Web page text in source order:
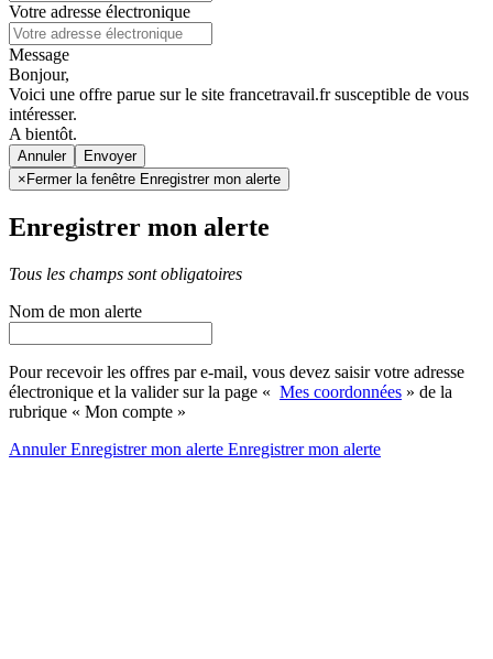
Votre adresse électronique
Message
Bonjour,
Voici une offre parue sur le site francetravail.fr susceptible de vous
intéresser.
A bientôt.
Annuler
× Fermer la fenêtre Enregistrer mon alerte
Enregistrer mon alerte
Tous les champs sont obligatoires
Nom de mon alerte
Pour recevoir les offres par e-mail, vous devez saisir votre adresse
électronique et la valider sur la page « Mes coordonnées » de la
rubrique « Mon compte »
AnnulerEnregistrer mon alerte Enregistrermon alerte